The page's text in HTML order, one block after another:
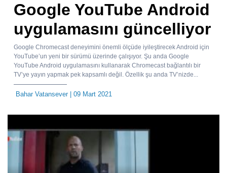
Google YouTube Android
uygulamasını güncelliyor
Google Chromecast deneyimini önemli ölçüde iyileştirecek Android için
YouTube’un yeni bir sürümü üzerinde çalışıyor. Şu anda Google
YouTube Android uygulamasını kullanarak Chromecast bağlantılı bir
TV’ye yayın yapmak pek kapsamlı değil. Özellik şu anda TV’nizde...
Bahar Vatansever| 09 Mart 2021